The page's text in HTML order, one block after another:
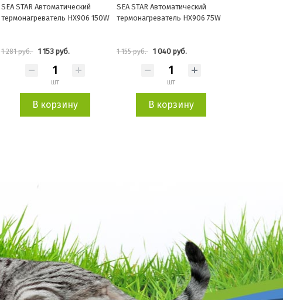
SEA STAR Автоматический
термонагреватель HX906 150W
1 281 руб. 1 153 руб.
шт
В корзину
SEA STAR Автоматический
термонагреватель HX906 75W
1 155 руб. 1 040 руб.
шт
В корзину